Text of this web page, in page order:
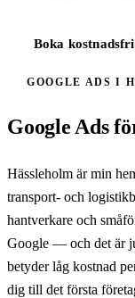
Boka
GOOGLE ADS I
Google Ads
Hässleholm är min
transport- och
hantverkare och
Google — och det är
betyder låg kostnad
dig till det första